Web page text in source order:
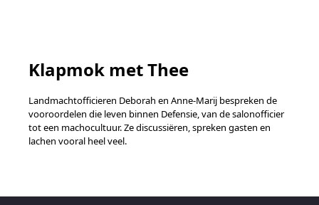
Klapmok met Thee
Landmachtofficieren Deborah en Anne-Marij bespreken de
vooroordelen die leven binnen Defensie, van de salonofficier
tot een machocultuur. Ze discussiëren, spreken gasten en
lachen vooral heel veel.